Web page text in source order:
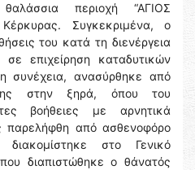
περιοχή “ΑΓΙΟΣ
Συγκεκριμένα, ο
του κατά τη διενέργεια
επιχείρηση καταδυτικών
συνέχεια, ανασύρθηκε από
στην ξηρά, όπου του
βοήθειες με αρνητικά
παρελήφθη από ασθενοφόρο
στο Γενικό
διαπιστώθηκε ο θάνατός